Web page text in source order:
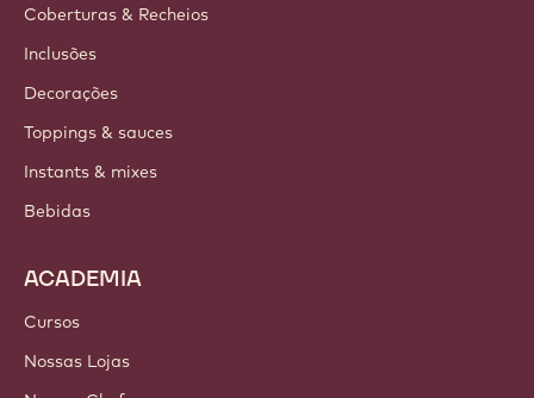
Coberturas & Recheios
Inclusões
Decorações
Toppings & sauces
Instants & mixes
Bebidas
ACADEMIA
Cursos
Nossas Lojas